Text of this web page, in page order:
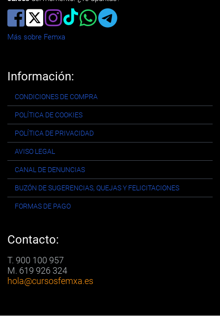
Más sobre Femxa
Información:
CONDICIONES DE COMPRA
POLÍTICA DE COOKIES
POLÍTICA DE PRIVACIDAD
AVISO LEGAL
CANAL DE DENUNCIAS
BUZÓN DE SUGERENCIAS, QUEJAS Y FELICITACIONES
FORMAS DE PAGO
Contacto:
T. 900 100 957
M. 619 926 324
hola@cursosfemxa.es